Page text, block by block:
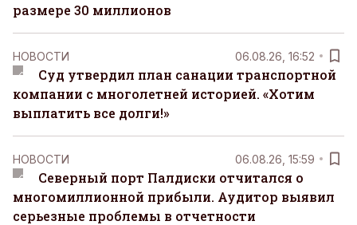
размере 30 миллионов
НОВОСТИ 06.08.26, 16:52
Суд утвердил план санации транспортной
компании с многолетней историей. «Хотим
выплатить все долги!»
НОВОСТИ 06.08.26, 15:59
Северный порт Палдиски отчитался о
многомиллионной прибыли. Аудитор выявил
серьезные проблемы в отчетности